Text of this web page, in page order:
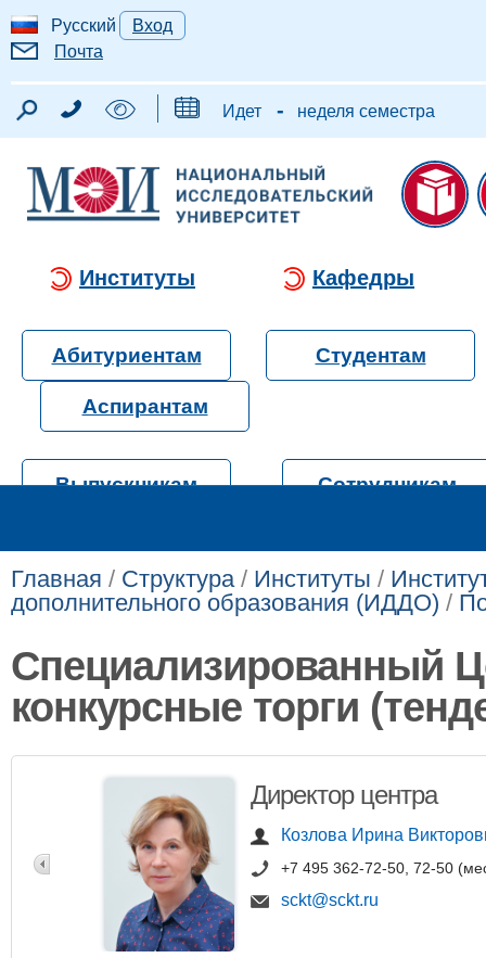
Русский
Вход
Почта
Идет - неделя семестра
Институты Кафедры
Абитуриентам Студентам
Аспирантам
Выпускникам Сотрудникам
Главная / Структура/ Институты /
дополнительного образования (ИДДО) /
Специализированный
конкурсные торги
Директор центра
Козлова Ирина
+7 495 362-72-50, 72-50
sckt@sckt.ru